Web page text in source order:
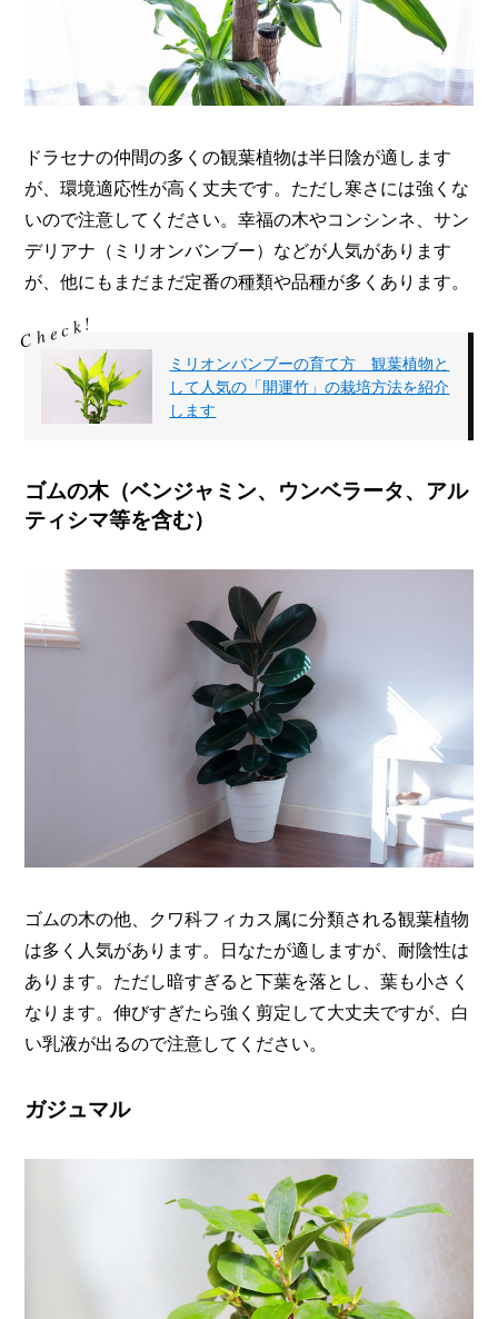
ドラセナの仲間の多くの観葉植物は半日陰が適します
が、環境適応性が高く丈夫です。ただし寒さには強くな
いので注意してください。幸福の木やコンシンネ、サン
デリアナ（ミリオンバンブー）などが人気があります
が、他にもまだまだ定番の種類や品種が多くあります。
ミリオンバンブーの育て方 観葉植物と
して人気の「開運竹」の栽培方法を紹介
します
ゴムの木（ベンジャミン、ウンベラータ、アル
ティシマ等を含む）
ゴムの木の他、クワ科フィカス属に分類される観葉植物
は多く人気があります。日なたが適しますが、耐陰性は
あります。ただし暗すぎると下葉を落とし、葉も小さく
なります。伸びすぎたら強く剪定して大丈夫ですが、白
い乳液が出るので注意してください。
ガジュマル